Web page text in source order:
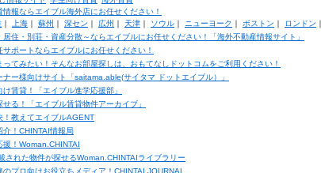
報ならエイブル海外店にお任せください！
｜ 上海｜ 蘇州 深セン 広州 天津｜ ソウル｜ ニューヨーク ボストン ロンドン
住・別荘・資産分散～ならエイブルにお任せください！「海外不動産情報サイト」
ポートならエイブルにお任せください！
ってみたい！そんなお部屋探しは、おもてなしドットコムをご利用ください！
ー様向けサイト「saitama.able(サイタマ ドットエイブル）」
賃貸！「エイブル進学応援部」
る！「エイブル賃貸物件アーカイブ」
！教えてエイブルAGENT
介！CHINTAI情報局
！Woman.CHINTAI
された物件が探せるWoman.CHINTAIライブラリー